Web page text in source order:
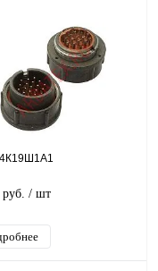
руб. / шт